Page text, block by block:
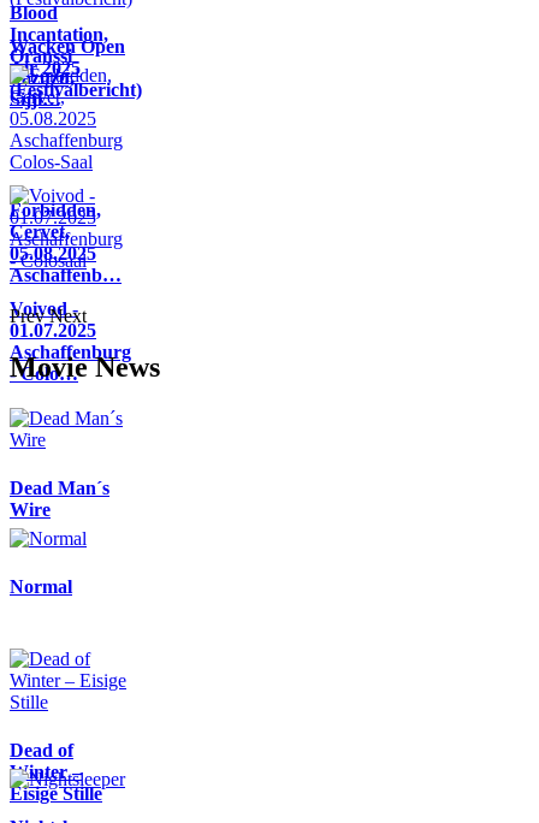
Blood
Incantation,
Oranssi
Pazuzu,
Sijji…
Wacken Open
Air 2025
(Festivalbericht)
Forbidden,
Cervet,
05.08.2025
Aschaffenb…
Voivod -
01.07.2025
Aschaffenburg
- Colo…
Prev Next
Movie News
Dead Man´s
Wire
Normal
Dead of
Winter –
Eisige Stille